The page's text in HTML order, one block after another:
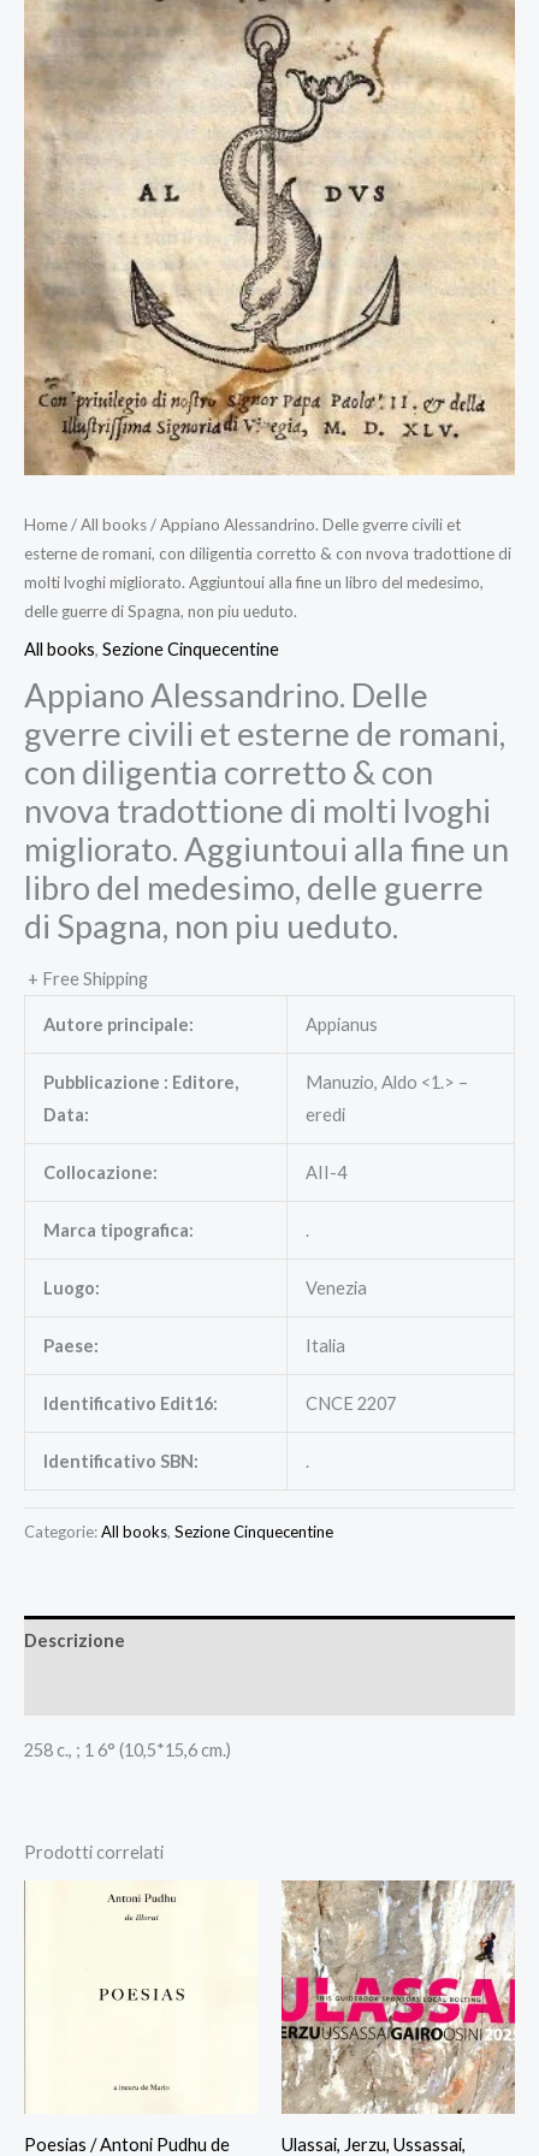
Home/All books/ Appiano Alessandrino. Delle gverre civili et
esterne de romani, con diligentia corretto & con nvova tradottione di
molti lvoghi migliorato. Aggiuntoui alla fine un libro del medesimo,
delle guerre di Spagna, non piu ueduto.
All books, Sezione Cinquecentine
Appiano Alessandrino. Delle
gverre civili et esterne de romani,
con diligentia corretto & con
nvova tradottione di molti lvoghi
migliorato. Aggiuntoui alla fine un
libro del medesimo, delle guerre
di Spagna, non piu ueduto.
+ Free Shipping
Autore principale: Appianus
Pubblicazione : Editore,
Data:
Manuzio, Aldo <1.> –
eredi
Collocazione: AII-4
Marca tipografica: .
Luogo: Venezia
Paese: Italia
Identificativo Edit16: CNCE 2207
Identificativo SBN: .
Categorie:All books, Sezione Cinquecentine
Descrizione
258 c., ; 1 6° (10,5*15,6 cm.)
Prodotti correlati
Poesias / Antoni Pudhu de Ulassai, Jerzu, Ussassai,